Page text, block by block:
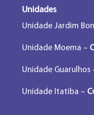
Unidades
Unidade Jardim
Unidade Moema –
Unidade Guarulhos
Unidade Itatiba –